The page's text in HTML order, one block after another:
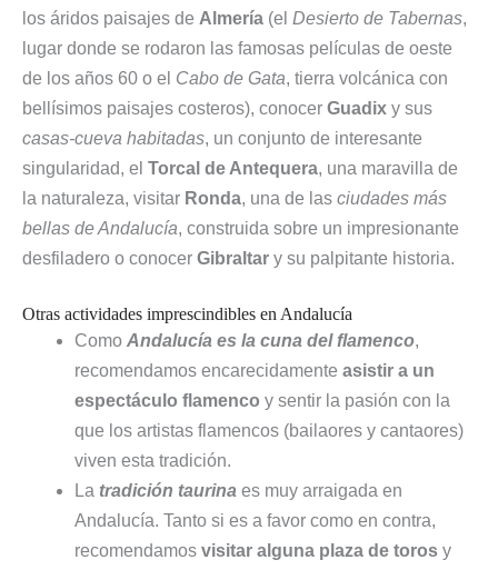
los áridos paisajes de Almería (el Desierto de Tabernas,
lugar donde se rodaron las famosas películas de oeste
de los años 60 o el Cabo de Gata, tierra volcánica con
bellísimos paisajes costeros), conocer Guadix y sus
casas-cueva habitadas, un conjunto de interesante
singularidad, el Torcal de Antequera, una maravilla de
la naturaleza, visitar Ronda, una de las ciudades más
bellas de Andalucía, construida sobre un impresionante
desfiladero o conocer Gibraltar y su palpitante historia.
Otras actividades imprescindibles en Andalucía
Como Andalucía es la cuna del flamenco,
recomendamos encarecidamente asistir a un
espectáculo flamenco y sentir la pasión con la
que los artistas flamencos (bailaores y cantaores)
viven esta tradición.
La tradición taurina es muy arraigada en
Andalucía. Tanto si es a favor como en contra,
recomendamos visitar alguna plaza de torosy